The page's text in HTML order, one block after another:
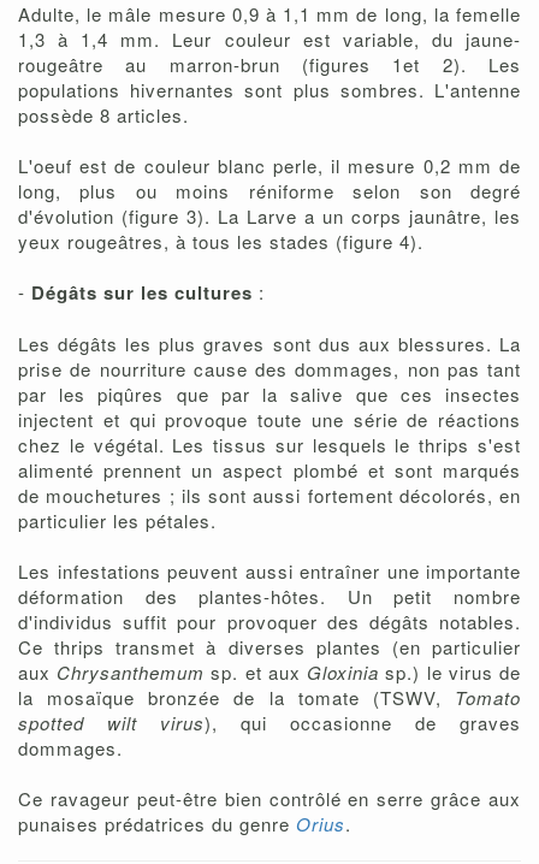
Adulte, le mâle mesure 0,9 à 1,1 mm de long, la femelle
1,3 à 1,4 mm. Leur couleur est variable, du jaune-
rougeâtre au marron-brun (figures 1et 2). Les
populations hivernantes sont plus sombres. L'antenne
possède 8 articles.
L'oeuf est de couleur blanc perle, il mesure 0,2 mm de
long, plus ou moins réniforme selon son degré
d'évolution (figure 3). La Larve a un corps jaunâtre, les
yeux rougeâtres, à tous les stades (figure 4).
- Dégâts sur les cultures :
Les dégâts les plus graves sont dus aux blessures. La
prise de nourriture cause des dommages, non pas tant
par les piqûres que par la salive que ces insectes
injectent et qui provoque toute une série de réactions
chez le végétal. Les tissus sur lesquels le thrips s'est
alimenté prennent un aspect plombé et sont marqués
de mouchetures ; ils sont aussi fortement décolorés, en
particulier les pétales.
Les infestations peuvent aussi entraîner une importante
déformation des plantes-hôtes. Un petit nombre
d'individus suffit pour provoquer des dégâts notables.
Ce thrips transmet à diverses plantes (en particulier
aux Chrysanthemum sp. et aux Gloxinia sp.) le virus de
la mosaïque bronzée de la tomate (TSWV, Tomato
spotted wilt virus), qui occasionne de graves
dommages.
Ce ravageur peut-être bien contrôlé en serre grâce aux
punaises prédatrices du genre Orius.